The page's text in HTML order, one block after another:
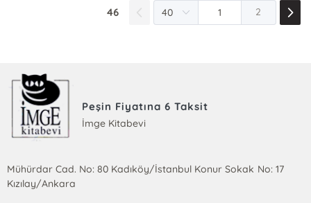
46 2
Peşin Fiyatına 6 Taksit
İmge Kitabevi
Mühürdar Cad. No: 80 Kadıköy/İstanbul Konur Sokak No: 17
Kızılay/Ankara